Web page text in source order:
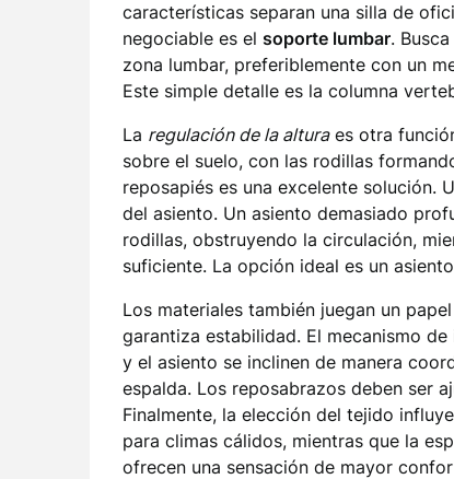
características separan una silla de
negociable es el soporte lumbar.
zona lumbar, preferiblemente con un
Este simple detalle es la columna
La regulación de la alturaes otra
sobre el suelo, con las rodillas
reposapiés es una excelente solución.
del asiento. Un asiento demasiado
rodillas, obstruyendo la circulación,
suficiente. La opción ideal es un
Los materiales también juegan un
garantiza estabilidad. El mecanismo
y el asiento se inclinen de manera
espalda. Los reposabrazos deben ser
Finalmente, la elección del tejido
para climas cálidos, mientras que la
ofrecen una sensación de mayor